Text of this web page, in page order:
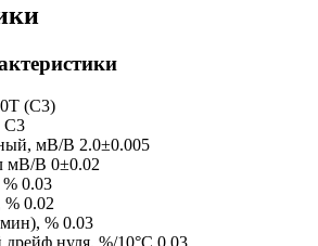
(C3)
C3
мВ/В 2.0±0.005
мВ/В 0±0.02
0.03
% 0.02
% 0.03
нуля, %/10°C 0.03